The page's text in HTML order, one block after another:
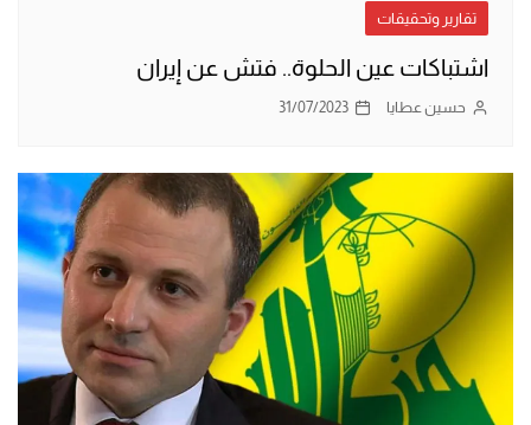
تقارير وتحقيقات
اشتباكات عين الحلوة.. فتش عن إيران
حسين عطايا 31/07/2023